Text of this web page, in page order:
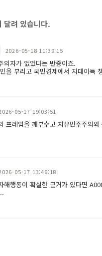
달려 있습니다.
2026-05-18 11:39:15
의자가 없었다는 반증이죠.
을 부리고 국민경제에서 지대이득
05-17 19:03:51
프레임을 깨부수고 자유민주주의
05-17 13:46:18
해행동이 확실한 근거가 있다면